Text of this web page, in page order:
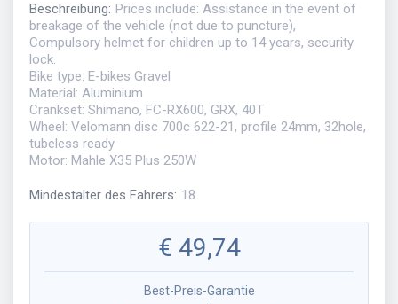
Beschreibung: Prices include: Assistance in the event of
breakage of the vehicle (not due to puncture),
Compulsory helmet for children up to 14 years, security
lock.
Bike type: E-bikes Gravel
Material: Aluminium
Crankset: Shimano, FC-RX600, GRX, 40T
Wheel: Velomann disc 700c 622-21, profile 24mm, 32hole,
tubeless ready
Motor: Mahle X35 Plus 250W
Mindestalter des Fahrers: 18
€ 49,74
Best-Preis-Garantie